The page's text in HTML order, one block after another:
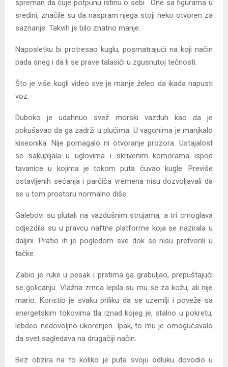
spreman da čuje potpunu istinu o sebi. One sa figurama u
sredini, značile su da naspram njega stoji neko otvoren za
saznanje. Takvih je bilo znatno manje.
Naposletku bi protresao kuglu, posmatrajući na koji način
pada sneg i da li se prave talasići u zgusnutoj tečnosti.
Što je više kugli video sve je manje želeo da ikada napusti
voz.
Duboko je udahnuo svež morski vazduh kao da je
pokušavao da ga zadrži u plućima. U vagonima je manjkalo
kiseonika. Nije pomagalo ni otvoranje prozora. Ustajalost
se sakupljala u uglovima i skrivenim komorama ispod
tavanice u kojima je tokom puta čuvao kugle. Previše
ostavljenih sećanja i parčića vremena nisu dozvoljavali da
se u tom prostoru normalno diše.
Galebovi su plutali na vazdušnim strujama, a tri crnoglava
odjezdila su u pravcu naftne platforme koja se nazirala u
daljini. Pratio ih je pogledom sve dok se nisu pretvorili u
tačke.
Zabio je ruke u pesak i prstima ga grabuljao, prepuštajući
se golicanju. Vlažna zrnca lepila su mu se za kožu, ali nije
mario. Koristio je svaku priliku da se uzemlji i poveže sa
energetskim tokovima tla iznad kojeg je, stalno u pokretu,
lebdeo nedovoljno ukorenjen. Ipak, to mu je omogućavalo
da svet sagledava na drugačiji način.
Bez obzira na to koliko je puta svoju odluku dovodio u